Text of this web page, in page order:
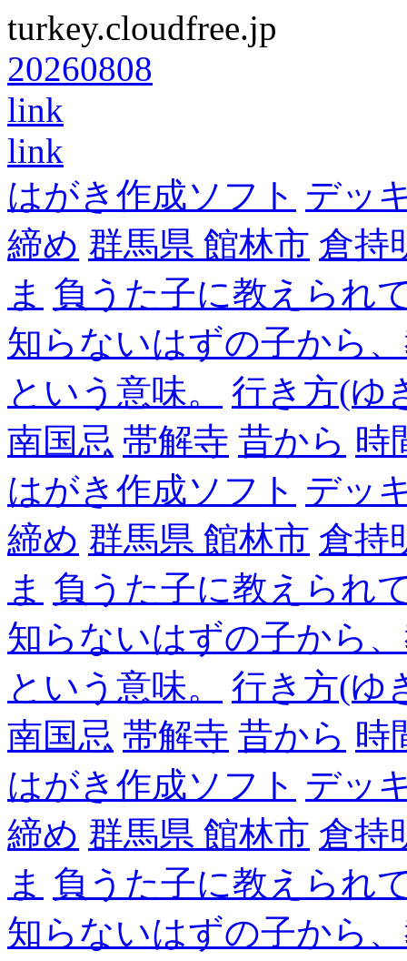
turkey.cloudfree.jp
20260808
link
link
はがき作成ソフト デッ
締め 群馬県 館林市 倉持
ま 負うた子に教えられ
知らないはずの子から
という意味。
行き方(ゆ
南国忌 帯解寺 昔から 時
はがき作成ソフト デッ
締め 群馬県 館林市 倉持
ま 負うた子に教えられ
知らないはずの子から
という意味。
行き方(ゆ
南国忌 帯解寺 昔から 時
はがき作成ソフト デッ
締め 群馬県 館林市 倉持
ま 負うた子に教えられ
知らないはずの子から